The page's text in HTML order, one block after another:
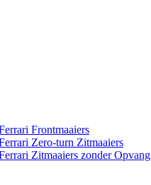
Frontmaaiers
Zero-turn Zitmaaiers
Zitmaaiers zonder Opvang